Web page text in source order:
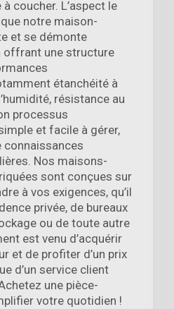
coucher. L’aspect le
notre maison-
et se démonte
offrant une structure
étanchéité à
résistance au
processus
et facile à gérer,
connaissances
Nos maisons-
sont conçues sur
à vos exigences, qu’il
privée, de bureaux
ou de toute autre
est venu d’acquérir
et de profiter d’un prix
d’un service client
une pièce-
votre quotidien !